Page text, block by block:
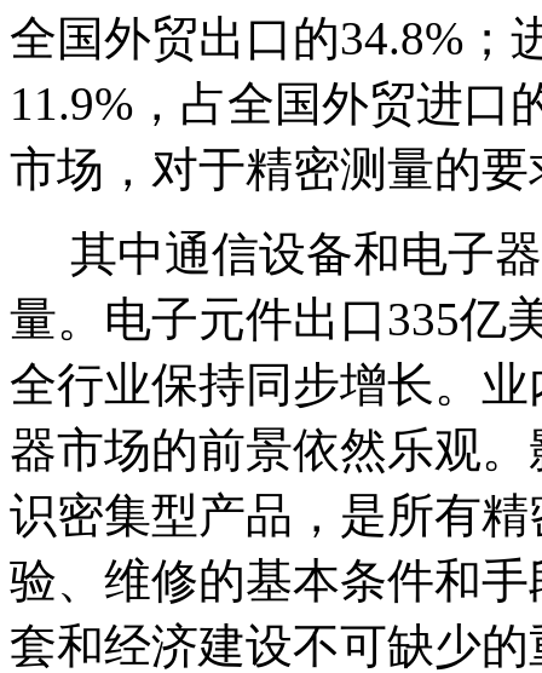
全国外贸出口的34.8%；
11.9%，占全国外贸进口
市场，对于精密测量的
其中通信设备和电子
量。电子元件出口335亿
全行业保持同步增长。
器市场的前景依然乐观
识密集型产品，是所有
验、维修的基本条件和
套和经济建设不可缺少